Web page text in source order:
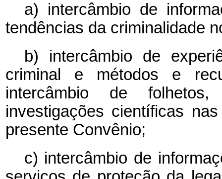
a) intercâmbio de
tendências da criminalidade
b) intercâmbio de
criminal e métodos e
intercâmbio de
investigações científicas
presente Convênio;
c) intercâmbio de